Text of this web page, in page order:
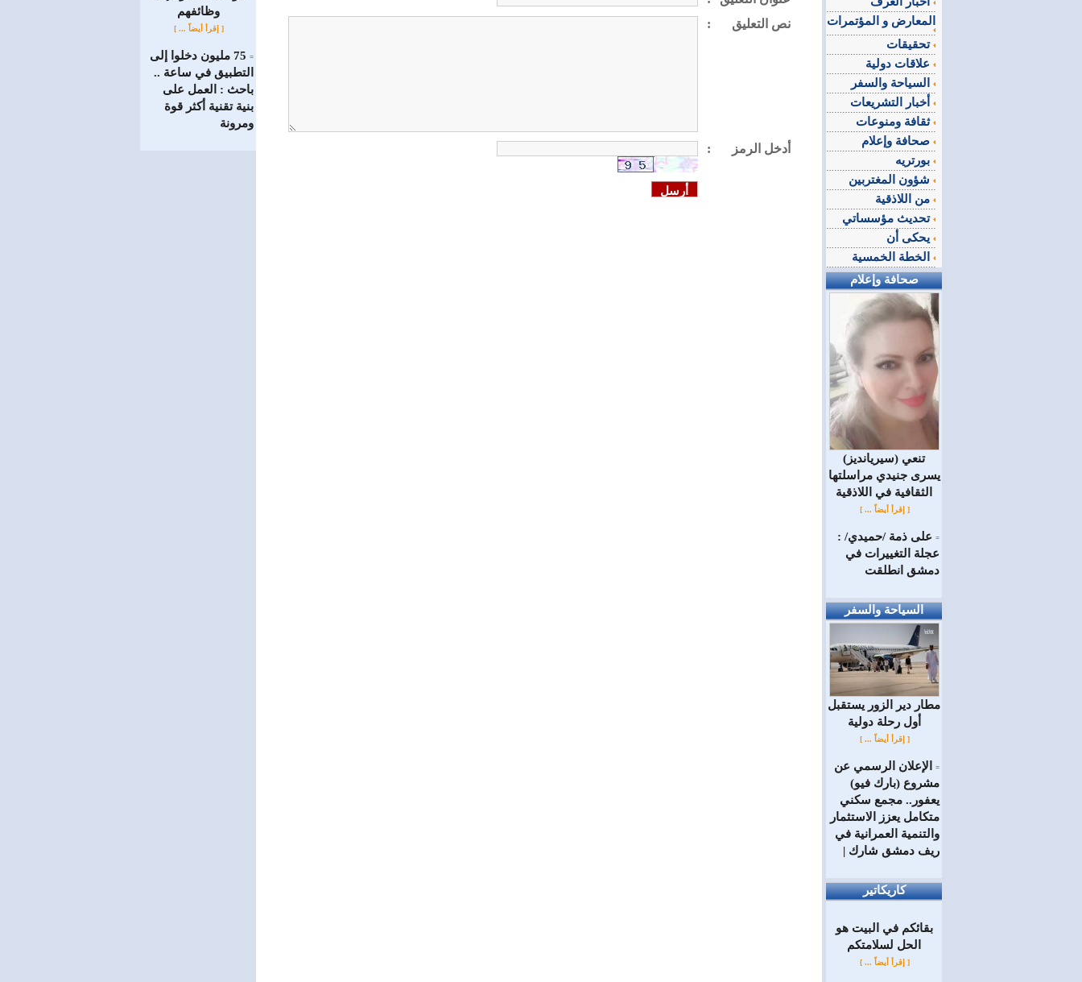
‏وظائفهم
[ إقرأ أيضاً ... ]
=
75 مليون دخلوا إلى
التطبيق في ساعة ..
باحث : العمل على
بنية تقنية أكثر قوة
ومرونة
:
نص التعليق
: أدخل الرمز
المعارض و المؤتمرات
تحقيقات
ثقافة ومنوعات
تحديث مؤسساتي
صحافة وإعلام
(سيريانديز) تنعي
يسرى جنيدي مراسلتها
الثقافية في اللاذقية
[ إقرأ أيضاً ... ]
= على ذمة /حميدي/ :
عجلة التغييرات في
دمشق انطلقت
السياحة والسفر
مطار دير الزور يستقبل
أول رحلة دولية
[ إقرأ أيضاً ... ]
=
الإعلان الرسمي عن
مشروع (بارك فيو)
يعفور.. مجمع سكني
متكامل يعزز الاستثمار
والتنمية العمرانية في
ريف دمشق شارك |
كاريكاتير
بقائكم في البيت هو
الحل لسلامتكم
[ إقرأ أيضاً ... ]